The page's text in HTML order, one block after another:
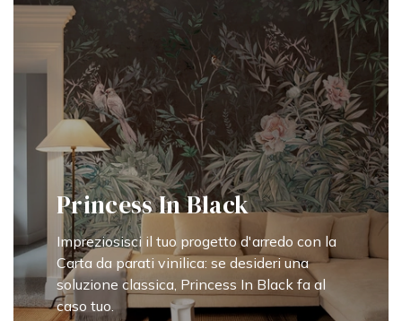
Princess In Black
Impreziosisci il tuo progetto d'arredo con la
Carta da parati vinilica: se desideri una
soluzione classica, Princess In Black fa al
caso tuo.